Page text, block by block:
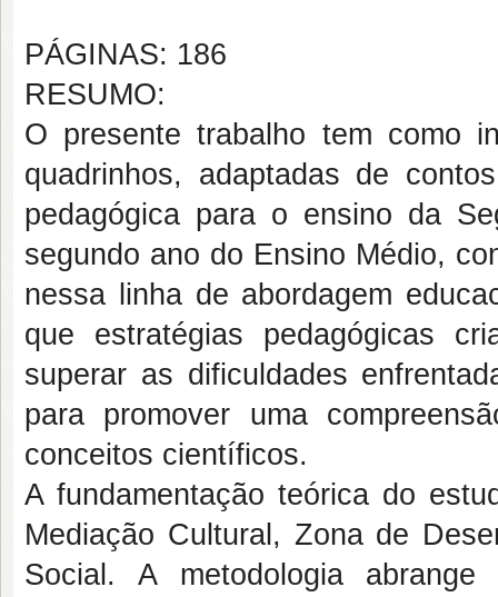
PÁGINAS: 186
RESUMO:
O presente trabalho tem como
quadrinhos, adaptadas de
pedagógica para o ensino da
segundo ano do Ensino Médio,
nessa linha de abordagem
que estratégias pedagógicas
superar as dificuldades
para promover uma
conceitos científicos.
A fundamentação teórica do
Mediação Cultural, Zona de
Social. A metodologia